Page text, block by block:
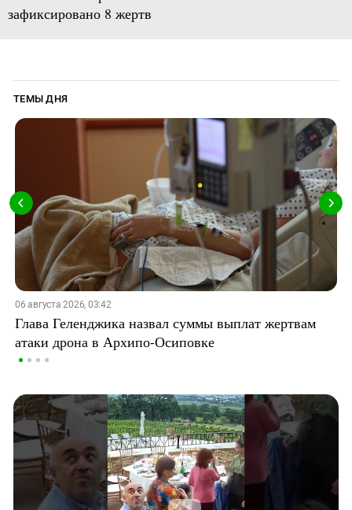
зафиксировано 8 жертв
ТЕМЫ ДНЯ
06 августа 2026, 03:42
Глава Геленджика назвал суммы выплат жертвам
атаки дрона в Архипо-Осиповке